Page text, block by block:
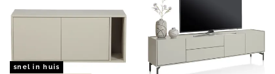
snel in huis